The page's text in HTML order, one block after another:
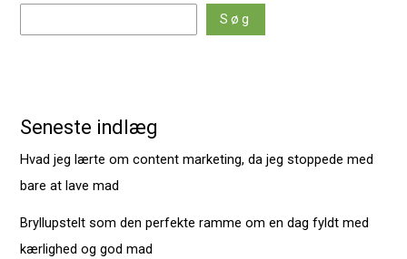
Søg
Seneste indlæg
Hvad jeg lærte om content marketing, da jeg stoppede med
bare at lave mad
Bryllupstelt som den perfekte ramme om en dag fyldt med
kærlighed og god mad